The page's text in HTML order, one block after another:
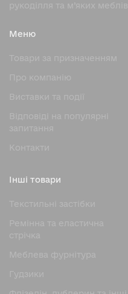
рукоділля та м’яких меблів
Меню
Товари за призначенням
Про компанію
Виставки та події
Відповіді на популярні
запитання
Контакти
Інші товари
Текстильні застібки
Ремінна та еластична
стрічка
Меблева фурнітура
Гудзики